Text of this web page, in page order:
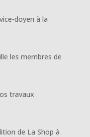
doyen à la
les membres de
travaux
de La Shop à